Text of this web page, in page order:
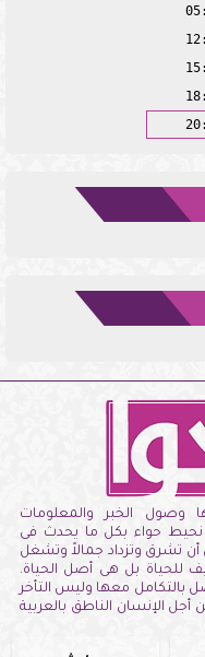
وصول الخبر والمعلومات
نحيط حواء بكل ما يحدث فى
أن تشرق وتزداد جمالاً وتشغل
للحياة بل هى أصل الحياة.
بالتكامل معها وليس التأخر
الإنسان الناطق بالعربية